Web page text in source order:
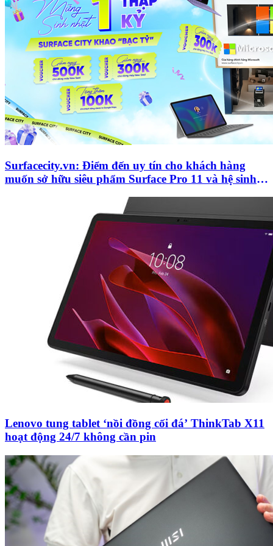
Surfacecity.vn: Điểm đến uy tín cho khách hàng
muốn sở hữu siêu phẩm Surface Pro 11 và hệ sinh
Lenovo tung tablet ‘nồi đồng cối đá’ ThinkTab X11
hoạt động 24/7 không cần pin